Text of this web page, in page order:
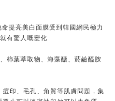
提亮美白面膜受到韓國網民極力
有驚人嘅變化
柿葉萃取物、海藻醣、菸鹼醯胺
印、毛孔、角質等肌膚問題，集